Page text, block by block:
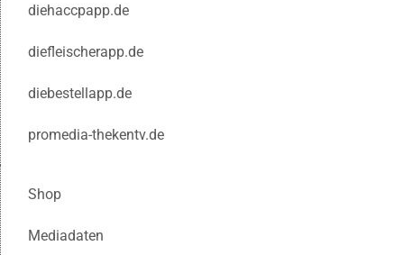
diehaccpapp.de
diefleischerapp.de
diebestellapp.de
promedia-thekentv.de
Shop
Mediadaten